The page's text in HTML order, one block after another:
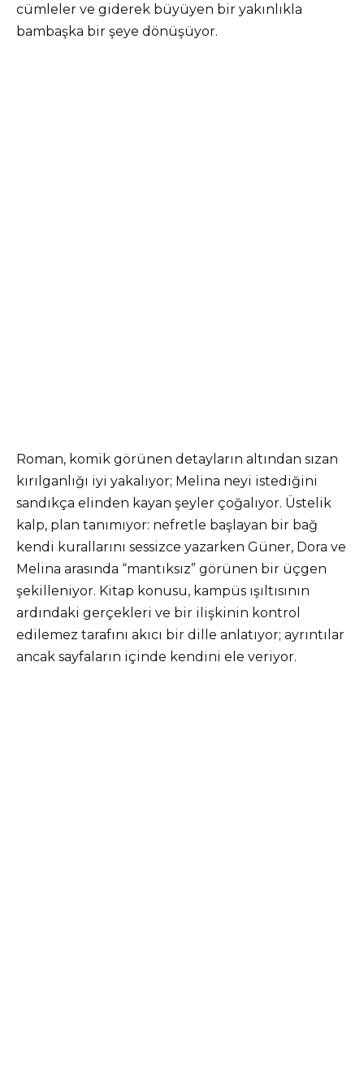
cümleler ve giderek büyüyen bir yakınlıkla
bambaşka bir şeye dönüşüyor.
Roman, komik görünen detayların altından sızan
kırılganlığı iyi yakalıyor; Melina neyi istediğini
sandıkça elinden kayan şeyler çoğalıyor. Üstelik
kalp, plan tanımıyor: nefretle başlayan bir bağ
kendi kurallarını sessizce yazarken Güner, Dora ve
Melina arasında “mantıksız” görünen bir üçgen
şekilleniyor. Kitap konusu, kampüs ışıltısının
ardındaki gerçekleri ve bir ilişkinin kontrol
edilemez tarafını akıcı bir dille anlatıyor; ayrıntılar
ancak sayfaların içinde kendini ele veriyor.